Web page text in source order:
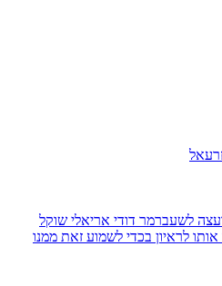
לשעברמר דודי אריאלי שוקל
לראיון בכדי לשמוע זאת ממנו